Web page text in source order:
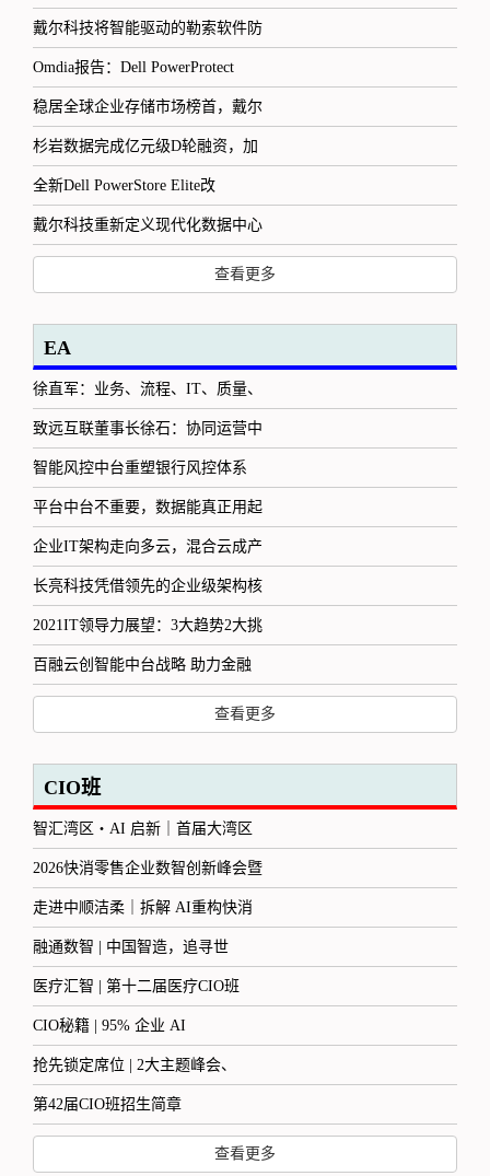
戴尔科技将智能驱动的勒索软件防
Omdia报告：Dell PowerProtect
稳居全球企业存储市场榜首，戴尔
杉岩数据完成亿元级D轮融资，加
全新Dell PowerStore Elite改
戴尔科技重新定义现代化数据中心
查看更多
EA
徐直军：业务、流程、IT、质量、
致远互联董事长徐石：协同运营中
智能风控中台重塑银行风控体系
平台中台不重要，数据能真正用起
企业IT架构走向多云，混合云成产
长亮科技凭借领先的企业级架构核
2021IT领导力展望：3大趋势2大挑
百融云创智能中台战略 助力金融
查看更多
CIO班
智汇湾区・AI 启新｜首届大湾区
2026快消零售企业数智创新峰会暨
走进中顺洁柔｜拆解 AI重构快消
融通数智 | 中国智造，追寻世
医疗汇智 | 第十二届医疗CIO班
CIO秘籍 | 95% 企业 AI
抢先锁定席位 | 2大主题峰会、
第42届CIO班招生简章
查看更多